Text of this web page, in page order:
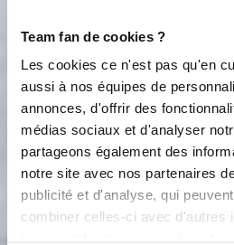
Team fan de cookies ?
Les cookies ce n'est pas qu'en
aussi à nos équipes de
annonces, d'offrir des
médias sociaux et d'analyser
partageons également des
notre site avec nos partenaires
publicité et d'analyse, qui
combiner celles-ci avec d'autres
4
Incorporez le
mélangez à
5
Versez
mélangeant
préparation